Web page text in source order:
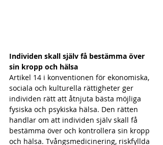
Individen skall själv få bestämma över
sin kropp och hälsa
Artikel 14 i konventionen för ekonomiska,
sociala och kulturella rättigheter ger
individen rätt att åtnjuta bästa möjliga
fysiska och psykiska hälsa. Den rätten
handlar om att individen själv skall få
bestämma över och kontrollera sin kropp
och hälsa. Tvångsmedicinering, riskfyllda